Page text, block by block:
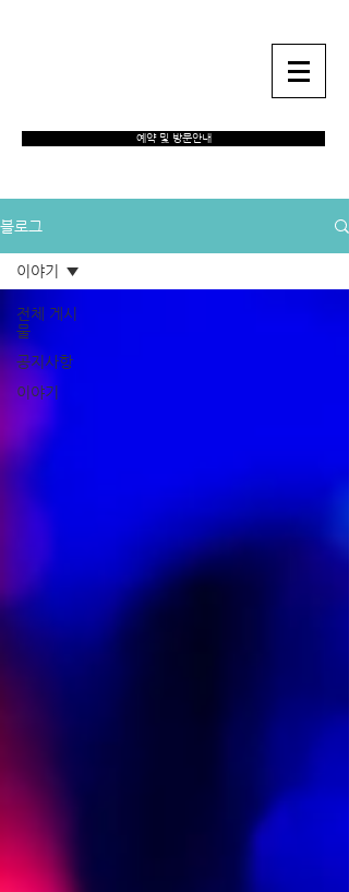
예약 및 방문안내
블로그
전체 게시
물
공지사항
이야기
이야기